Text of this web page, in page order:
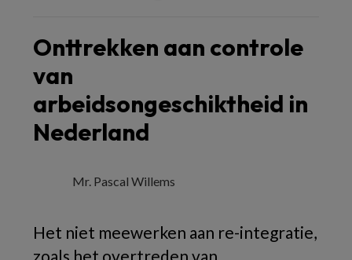
Onttrekken aan controle
van
arbeidsongeschiktheid in
Nederland
Mr. Pascal Willems
Het niet meewerken aan re-integratie,
zoals het overtreden van